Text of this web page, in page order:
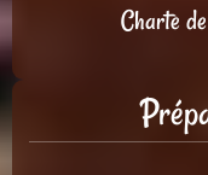
Charte